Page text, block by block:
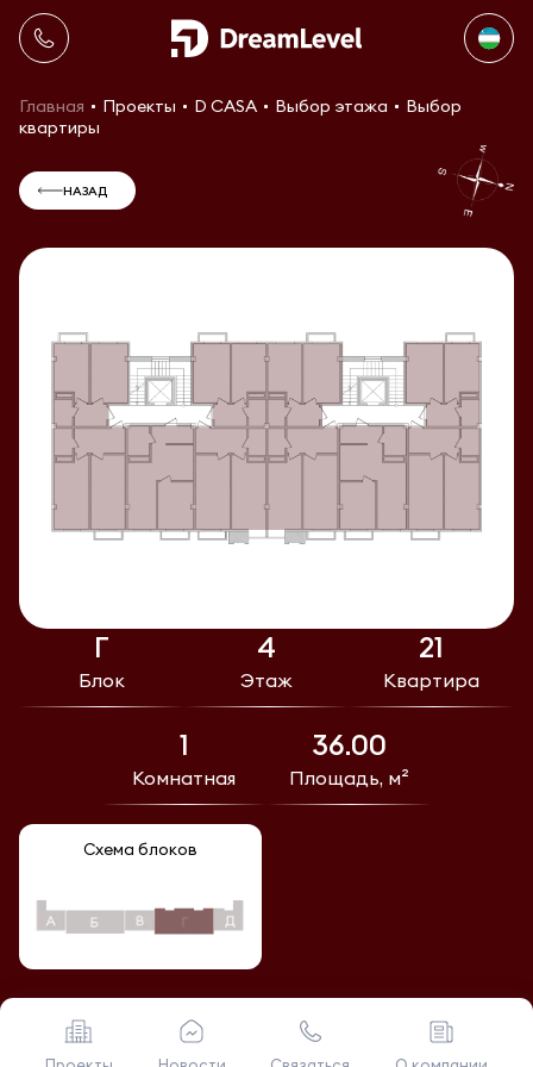
Главная Проекты D CASA Выбор этажа
Выбор
квартиры
Г
Блок
4
Этаж
21
Квартира
1
Комнатная
36.00
Площадь, м²
Схема блоков
НАЗАД